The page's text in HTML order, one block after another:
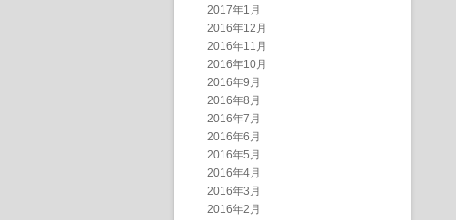
2017年1月
2016年12月
2016年11月
2016年10月
2016年9月
2016年8月
2016年7月
2016年6月
2016年5月
2016年4月
2016年3月
2016年2月